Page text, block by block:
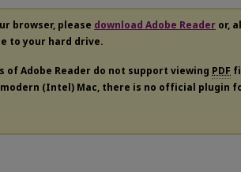
browser, please download Adobe Reader or,
to your hard drive.
of Adobe Reader do not support viewing PDF
modern (Intel) Mac, there is no official plugin